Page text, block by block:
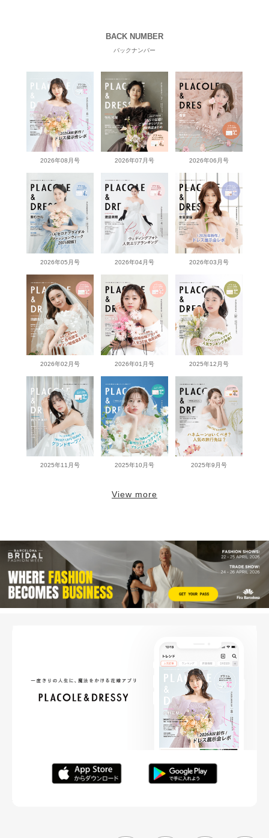
BACK NUMBER
バックナンバー
2026年08月号 2026年07月号 2026年06月号
2026年05月号 2026年04月号 2026年03月号
2026年02月号 2026年01月号 2025年12月号
2025年11月号 2025年10月号 2025年9月号
View more